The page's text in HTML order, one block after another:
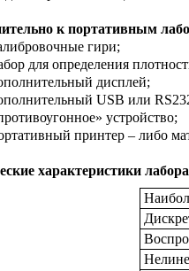
к портативным
гири;
для определения
дисплей;
USB или
устройство;
принтер – либо
характеристики